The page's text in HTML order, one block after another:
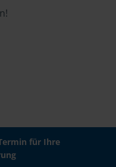
für Ihre